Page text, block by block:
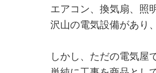
エアコン、換気扇、照
沢山の電気設備があり
しかし、ただの電気屋